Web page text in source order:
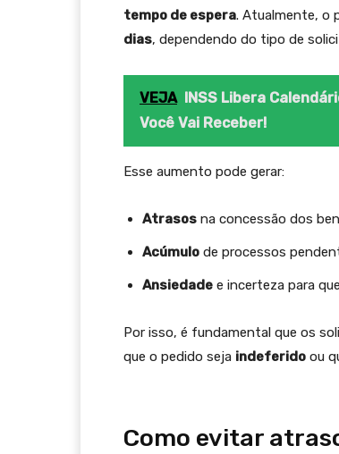
tempo de espera. Atualmente, o
dias, dependendo do tipo de
VEJA INSS Libera
Você Vai Receber!
Esse aumento pode gerar:
Atrasos na concessão dos
Acúmulo de processos
Ansiedade e incerteza para
Por isso, é fundamental que os
que o pedido seja indeferido ou
Como evitar